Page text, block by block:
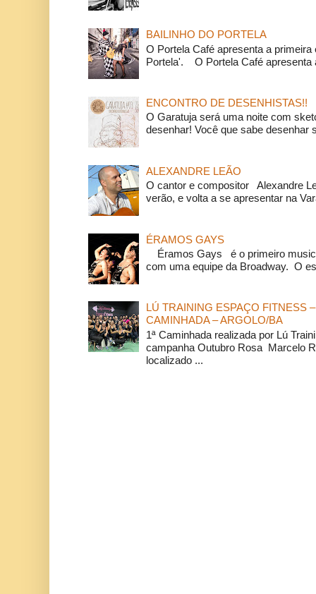
BAILINHO DO PORTELA
O Portela Café apresenta a
Portela'. O Portela Café apresenta
ENCONTRO DE DESENHISTAS!!
O Garatuja será uma noite com
desenhar! Você que sabe desenhar
ALEXANDRE LEÃO
O cantor e compositor Alexandre
verão, e volta a se apresentar na
ÉRAMOS GAYS
Éramos Gays é o primeiro
com uma equipe da Broadway. O
LÚ TRAINING ESPAÇO FITNESS
CAMINHADA – ARGOLO/BA
1ª Caminhada realizada por Lú
campanha Outubro Rosa Marcelo
localizado ...